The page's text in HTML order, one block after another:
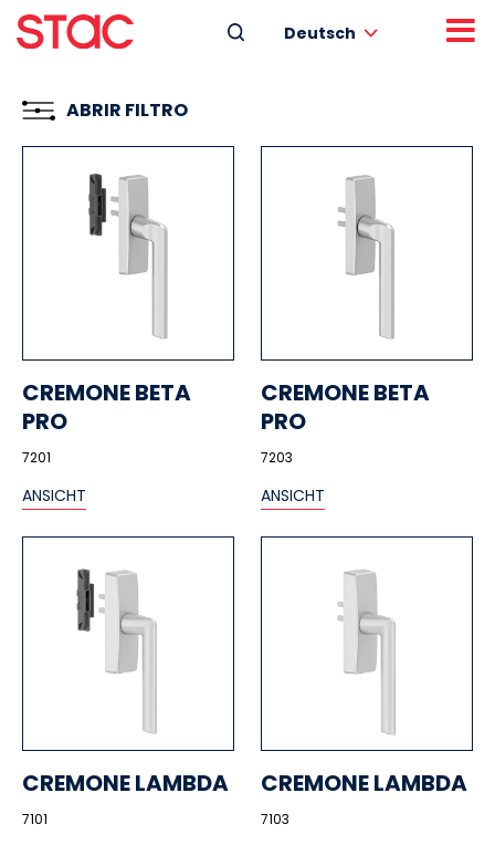
Deutsch
ABRIR FILTRO
CREMONE BETA
PRO
7201
ANSICHT
CREMONE BETA
PRO
7203
ANSICHT
CREMONE LAMBDA
7101
CREMONE LAMBDA
7103